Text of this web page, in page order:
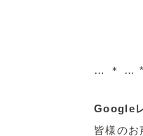
… ＊ …
Google
皆様のお